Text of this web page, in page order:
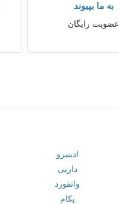
به ما بپیوند
عضویت رایگان
ادینبرو
داربی
واتفورد
پکام